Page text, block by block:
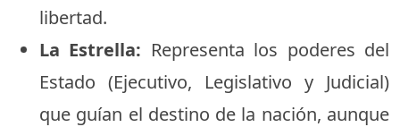
libertad.
La Estrella: Representa los poderes del
Estado (Ejecutivo, Legislativo y Judicial)
que guían el destino de la nación, aunque